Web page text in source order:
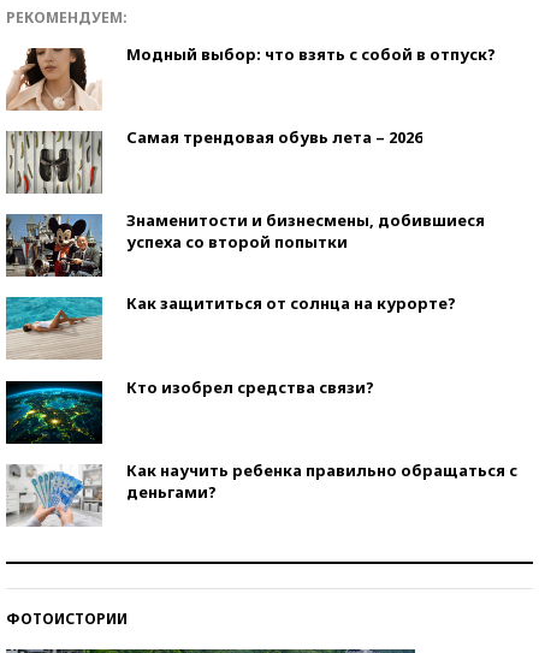
РЕКОМЕНДУЕМ:
Модный выбор: что взять с собой в отпуск?
Самая трендовая обувь лета – 2026
Знаменитости и бизнесмены, добившиеся
успеха со второй попытки
Как защититься от солнца на курорте?
Кто изобрел средства связи?
Как научить ребенка правильно обращаться с
деньгами?
ФОТОИСТОРИИ